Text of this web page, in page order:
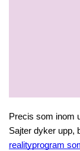
Precis som inom
Sajter dyker upp,
realityprogram